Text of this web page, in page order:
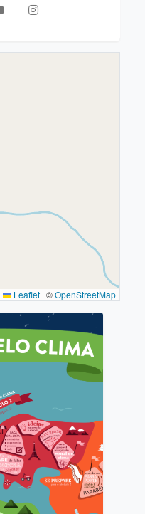
Leaflet | ©OpenStreetMap